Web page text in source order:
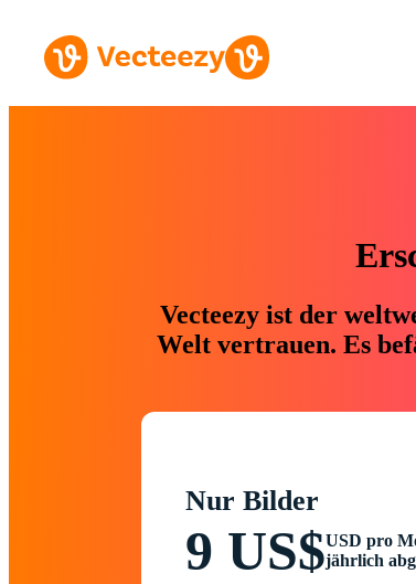
Vecteezy ist der
Welt vertrauen. Es
Nur Bilder
9 US$USD pro
jährlich